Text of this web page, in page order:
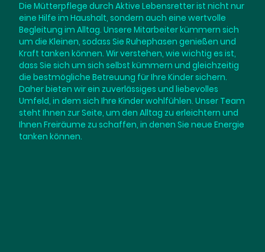
Die Mütterpflege durch Aktive Lebensretter ist nicht nur
eine Hilfe im Haushalt, sondern auch eine wertvolle
Begleitung im Alltag. Unsere Mitarbeiter kümmern sich
um die Kleinen, sodass Sie Ruhephasen genießen und
Kraft tanken können. Wir verstehen, wie wichtig es ist,
dass Sie sich um sich selbst kümmern und gleichzeitig
die bestmögliche Betreuung für Ihre Kinder sichern.
Daher bieten wir ein zuverlässiges und liebevolles
Umfeld, in dem sich Ihre Kinder wohlfühlen. Unser Team
steht Ihnen zur Seite, um den Alltag zu erleichtern und
Ihnen Freiräume zu schaffen, in denen Sie neue Energie
tanken können.